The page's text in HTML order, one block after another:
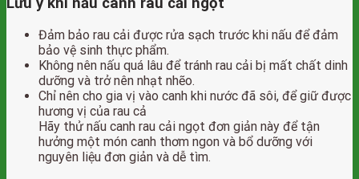
Đảm bảo rau cải được rửa sạch trước khi nấu để đảm
bảo vệ sinh thực phẩm.
Không nên nấu quá lâu để tránh rau cải bị mất chất dinh
dưỡng và trở nên nhạt nhẽo.
Chỉ nên cho gia vị vào canh khi nước đã sôi, để giữ được
hương vị của rau cả
Hãy thử nấu canh rau cải ngọt đơn giản này để tận
hưởng một món canh thơm ngon và bổ dưỡng với
nguyên liệu đơn giản và dễ tìm.